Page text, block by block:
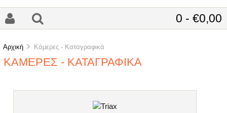
0 - €0,00
Αρχική Κάμερες - Καταγραφικά
ΚΆΜΕΡΕΣ - ΚΑΤΑΓΡΑΦΙΚΆ